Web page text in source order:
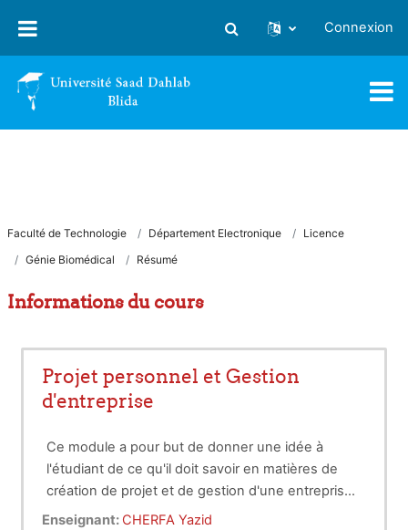
Activer/désactiver la saisie
Connexion
Faculté de Technologie Département Electronique
Licence
Génie Biomédical
Résumé
Informations du cours
Projet personnel et Gestion
d'entreprise
Ce module a pour but de donner une idée à
l'étudiant de ce qu'il doit savoir en matières de
création de projet et de gestion d'une entreprise
(finances, comptabilité,...).Les notions de création
Enseignant: CHERFA Yazid